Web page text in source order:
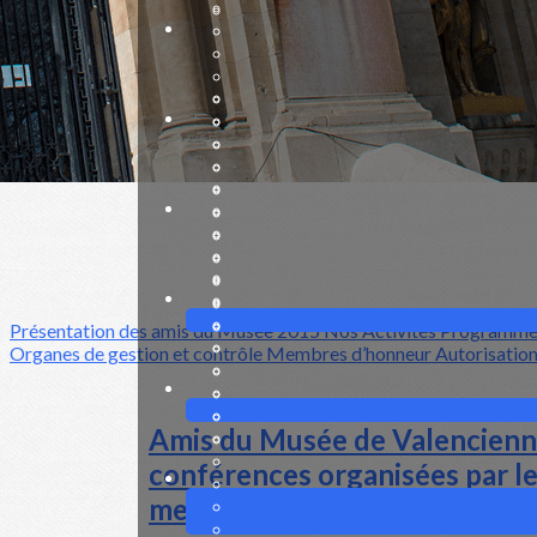
Cliquez pour éditer
Présentation des amis du Musée 2015Nos Activités
Organes de gestion et contrôle Membres d’honneur
Amis du Musée de
conférences organisées par
membres.